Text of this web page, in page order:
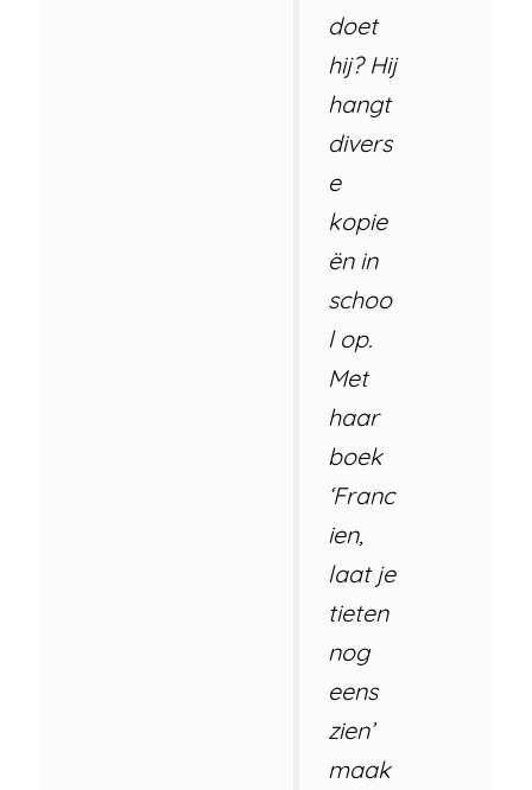
doet
hij? Hij
hangt
divers
e
kopie
ën in
schoo
l op.
Met
haar
boek
‘Franc
ien,
laat je
tieten
nog
eens
zien’
maak